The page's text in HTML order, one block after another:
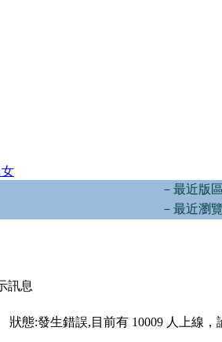
－最近版
－最近瀏
訊息
狀態:發生錯誤,目前有 10009 人上線